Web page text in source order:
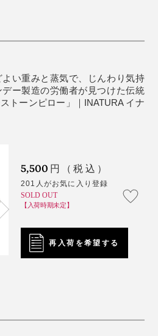
に。
タイムに、手放せなくなる心地
ように温められる細長い形状
）
い」と訴えていた撮影モデル
まいました。
ぎ、使用前までに完全に乾かしてくださ
燥をおすすめします。
なる場合は、お湯洗いが有効です。
合は、アロマの成分が加熱に向いていな
あるので、香り付けした手拭いなどをピ
よい重みと蒸気で、じんわり気持
ー製造の労働者が見つけた伝統
トーンピロー」｜INATURA イナ
5,500 円（税込）
201人がお気に入り登録
SOLD OUT
【入荷時期未定】
再入荷を希望する